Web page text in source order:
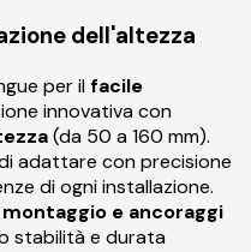
dell'altezza
per il facile
innovativa con
(da 50 a 160 mm).
adattare con precisione
di ogni installazione.
e ancoraggi
stabilità e durata